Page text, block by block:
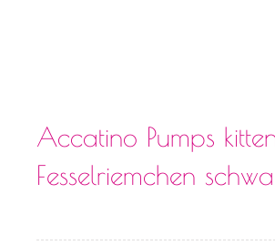
Accatino Pumps
Fesselriemchen